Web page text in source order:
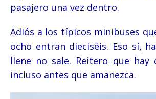
pasajero una vez dentro.
Adiós a los típicos minibuses
ocho entran dieciséis. Eso sí,
llene no sale. Reitero que hay
incluso antes que amanezca.